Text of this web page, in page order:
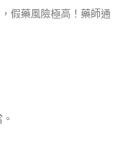
假藥風險極高！藥師通